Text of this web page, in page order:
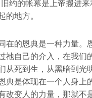
约的帐幕是上帝搬进
的地方。
在的恩典是一种力量。
祂自己的介入，在我们
从死到生，从黑暗到光
典是体现在一个人身上
改变人的力量，那就不